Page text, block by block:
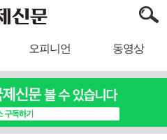
오피니언 동영상